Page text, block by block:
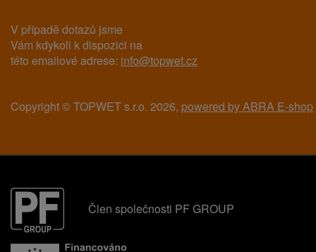
V případě dotazů jsme
Vám kdykoli k dispozici na
této emailové adrese: info@topwet.cz
Copyright © TOPWET s.r.o. 2026, powered by ABRA E-shop
Člen společnosti PF GROUP